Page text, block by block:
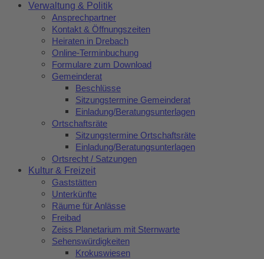
Verwaltung & Politik
Ansprechpartner
Kontakt & Öffnungszeiten
Heiraten in Drebach
Online-Terminbuchung
Formulare zum Download
Gemeinderat
Beschlüsse
Sitzungstermine Gemeinderat
Einladung/Beratungsunterlagen
Ortschaftsräte
Sitzungstermine Ortschaftsräte
Einladung/Beratungsunterlagen
Ortsrecht / Satzungen
Kultur & Freizeit
Gaststätten
Unterkünfte
Räume für Anlässe
Freibad
Zeiss Planetarium mit Sternwarte
Sehenswürdigkeiten
Krokuswiesen